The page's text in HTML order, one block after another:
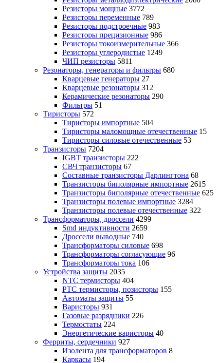
Резисторы мощные 3772
Резисторы переменные 789
Резисторы подстроечные 983
Резисторы прецизионные 986
Резисторы токоизмерительные 366
Резисторы углеродистые 1249
ЧИП резисторы 5811
Резонаторы, генераторы и фильтры 680
Кварцевые генераторы 27
Кварцевые резонаторы 312
Керамические резонаторы 290
Фильтры 51
Тиристоры 572
Тиристоры импортные 504
Тиристоры маломощные отечественные 15
Тиристоры силовые отечественные 53
Транзисторы 7204
IGBT транзисторы 222
СВЧ транзисторы 67
Составные транзисторы Дарлингтона 68
Транзисторы биполярные импортные 2615
Транзисторы биполярные отечественные 625
Транзисторы полевые импортные 3284
Транзисторы полевые отечественные 322
Трансформаторы, дроссели 4299
Smd индуктивности 2659
Дроссели выводные 740
Трансформаторы силовые 698
Трансформаторы согласующие 96
Трансформаторы тока 106
Устройства защиты 2035
NTC термисторы 404
PTC термисторы, позисторы 155
Автоматы защиты 55
Варисторы 931
Газовые разрядники 226
Термостаты 224
Энергетические варисторы 40
Ферриты, сердечники 927
Изолента для трансформаторов 8
Каркасы 194